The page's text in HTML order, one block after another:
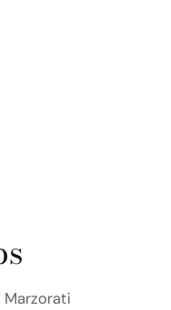
Marzorati